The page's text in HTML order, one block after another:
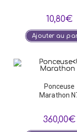
10,80€
Ajouter au
Ponceuse
Marathon
360,00€